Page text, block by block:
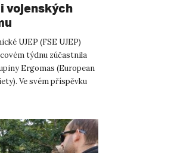
vojenských
UJEP (FSE UJEP)
týdnu zúčastnila
Ergomas (European
Ve svém příspěvku